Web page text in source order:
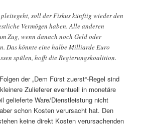
soll der Fiskus künftig wieder den
Vermögen haben. Alle anderen
Zug, wenn danach noch Geld oder
Das könnte eine halbe Milliarde Euro
spülen, hofft die Regierungskoalition.
der „Dem Fürst zuerst“-Regel sind
Zulieferer eventuell in monetäre
gelieferte Ware/Dienstleistung nicht
schon Kosten verursacht hat. Den
keine direkt Kosten verursachenden